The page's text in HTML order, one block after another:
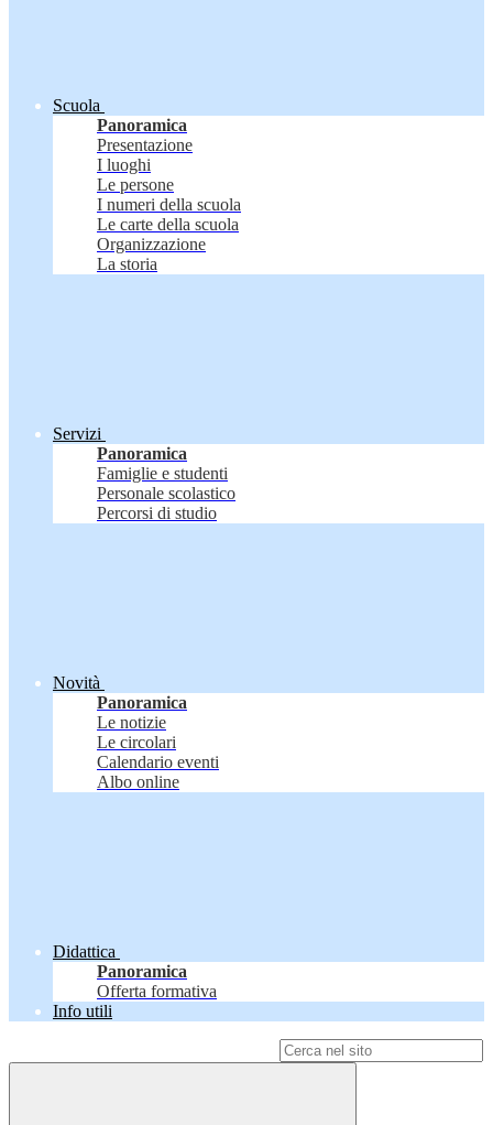
Scuola
Panoramica
Presentazione
I luoghi
Le persone
I numeri della scuola
Le carte della scuola
Organizzazione
La storia
Servizi
Panoramica
Famiglie e studenti
Personale scolastico
Percorsi di studio
Novità
Panoramica
Le notizie
Le circolari
Calendario eventi
Albo online
Didattica
Panoramica
Offerta formativa
Info utili